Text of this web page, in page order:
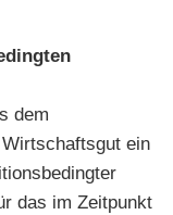
dem
ein
das im Zeitpunkt